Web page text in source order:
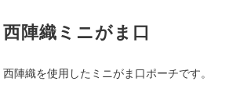
西陣織ミニがま口
西陣織を使用したミニがま口ポーチです。